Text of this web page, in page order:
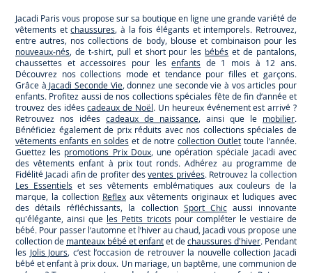
Jacadi Paris vous propose sur sa boutique en ligne une grande variété de
vêtements etchaussures, à la fois élégants et intemporels. Retrouvez,
entre autres, nos collections de body, blouse et combinaison pour les
nouveaux-nés, de t-shirt, pull et short pour les bébés et de pantalons,
chaussettes et accessoires pour lesenfants de 1 mois à 12 ans.
Découvrez nos collections mode et tendance pour filles et garçons.
Grâce à Jacadi Seconde Vie, donnez une seconde vie à vos articles pour
enfants. Profitez aussi de nos collections spéciales fête de fin d’année et
trouvez des idéescadeaux de Noël. Un heureux événement est arrivé ?
Retrouvez nos idées cadeaux de naissance, ainsi que le mobilier.
Bénéficiez également de prix réduits avec nos collections spéciales de
vêtements enfants en soldeset de notrecollection Outlet toute l’année.
Guettez les promotions Prix Doux, une opération spéciale Jacadi avec
des vêtements enfant à prix tout ronds. Adhérez au programme de
Fidélité Jacadi afin de profiter desventes privées. Retrouvez la collection
Les Essentielset ses vêtements emblématiques aux couleurs de la
marque, la collection Reflex aux vêtements originaux et ludiques avec
des détails réfléchissants, la collection Sport Chicaussi innovante
qu'élégante, ainsi que les Petits tricotspour compléter le vestiaire de
bébé. Pour passer l’automne et l’hiver au chaud, Jacadi vous propose une
collection de manteaux bébé et enfantet dechaussures d'hiver. Pendant
les Jolis Jours, c’est l’occasion de retrouver la nouvelle collection Jacadi
bébé et enfant à prix doux. Un mariage, un baptême, une communion de